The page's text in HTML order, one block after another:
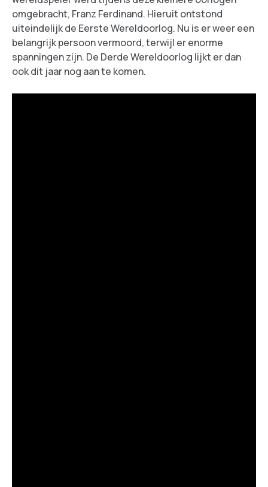
omgebracht, Franz Ferdinand. Hieruit ontstond
uiteindelijk de Eerste Wereldoorlog. Nu is er weer een
belangrijk persoon vermoord, terwijl er enorme
spanningen zijn. De Derde Wereldoorlog lijkt er dan
ook dit jaar nog aan te komen.